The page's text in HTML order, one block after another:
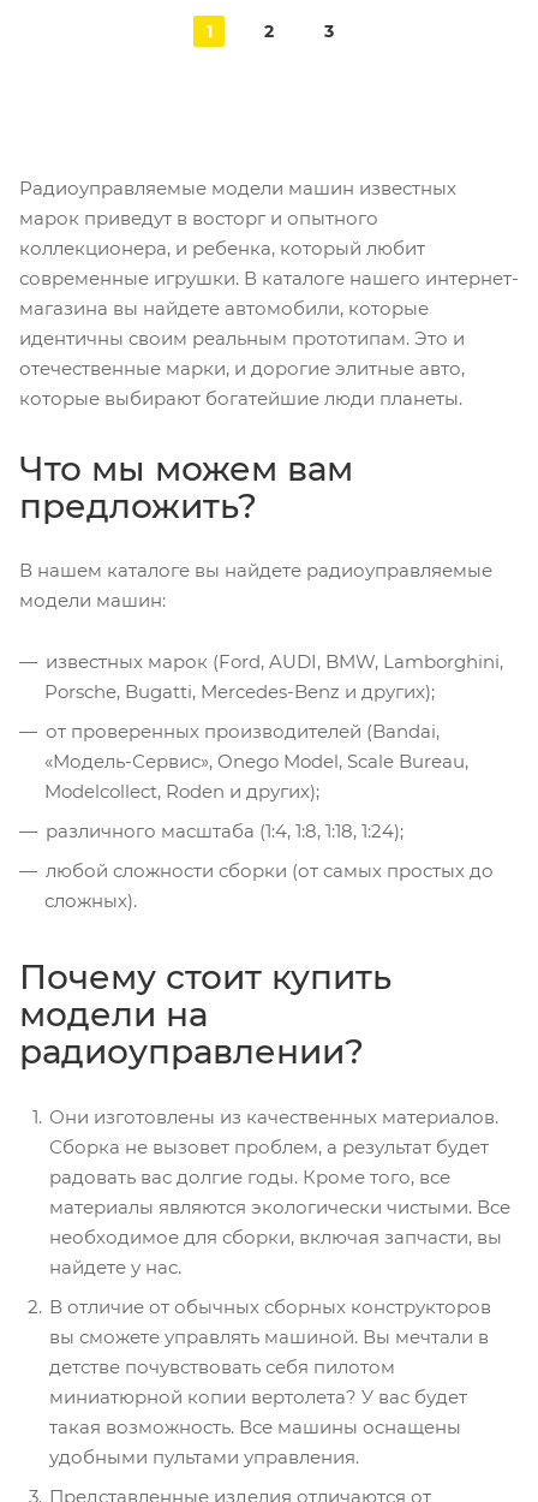
1 2 3
Радиоуправляемые модели машин известных
марок приведут в восторг и опытного
коллекционера, и ребенка, который любит
современные игрушки. В каталоге нашего интернет-
магазина вы найдете автомобили, которые
идентичны своим реальным прототипам. Это и
отечественные марки, и дорогие элитные авто,
которые выбирают богатейшие люди планеты.
Что мы можем вам
предложить?
В нашем каталоге вы найдете радиоуправляемые
модели машин:
известных марок (Ford, AUDI, BMW, Lamborghini,
Porsche, Bugatti, Mercedes-Benz и других);
от проверенных производителей (Bandai,
«Модель-Сервис», Onego Model, Scale Bureau,
Modelcollect, Roden и других);
различного масштаба (1:4, 1:8, 1:18, 1:24);
любой сложности сборки (от самых простых до
сложных).
Почему стоит купить
модели на
радиоуправлении?
Они изготовлены из качественных материалов.
Сборка не вызовет проблем, а результат будет
радовать вас долгие годы. Кроме того, все
материалы являются экологически чистыми. Все
необходимое для сборки, включая запчасти, вы
найдете у нас.
В отличие от обычных сборных конструкторов
вы сможете управлять машиной. Вы мечтали в
детстве почувствовать себя пилотом
миниатюрной копии вертолета? У вас будет
такая возможность. Все машины оснащены
удобными пультами управления.
Представленные изделия отличаются от